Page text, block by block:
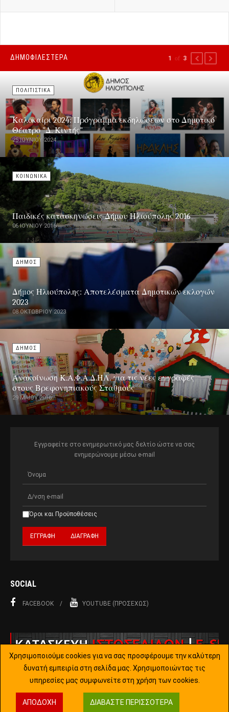
ΔΗΜΟΦΙΛΕΣΤΕΡΑ
ΠΟΛΙΤΙΣΤΙΚΑ
Καλοκαίρι 2024: Πρόγραμμα εκδηλώσεων στο Δημοτικό
Θέατρο "Δ. Κιντής"
25 ΙΟΥΝΊΟΥ 2024
ΚΟΙΝΩΝΙΚΑ
Παιδικές κατασκηνώσεις Δήμου Ηλιούπολης 2016
06 ΙΟΥΝΊΟΥ 2016
ΔΗΜΟΣ
Δήμος Ηλιούπολης: Αποτελέσματα Δημοτικών εκλογών
2023
08 ΟΚΤΩΒΡΊΟΥ 2023
ΔΗΜΟΣ
Ανακοίνωση Κ.Α.Φ.Α.Δ.ΗΛ. για τις νέες εγγραφές
στους Βρεφονηπιακούς Σταθμούς
29 ΜΑΪ́ΟΥ 2016
1 of 3 PREVIOUS
NEXT
Εγγραφείτε στο ενημερωτικό μας δελτίο ώστε να σας
ενημερώνουμε μέσω e-mail
Όροι και Προϋποθέσεις
SOCIAL
FACEBOOK YOUTUBE (ΠΡΟΣΕΧΏΣ)
Copyright © 2015-2019 Joomla!. All Rights Reserved. Designed by
Χρησιμοποιούμε cookies για να σας προσφέρουμε την καλύτερη
δυνατή εμπειρία στη σελίδα μας. Χρησιμοποιώντας τις
υπηρεσίες μας συμφωνείτε στη χρήση των cookies.
ΑΠΟΔΟΧΉ ΔΙΑΒΆΣΤΕ ΠΕΡΙΣΣΌΤΕΡΑ